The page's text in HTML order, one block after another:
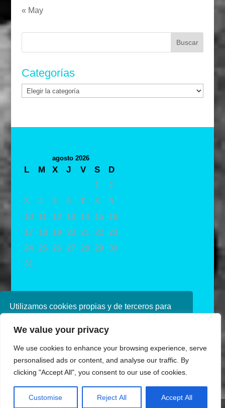
Utilizamos cookies propias y de terceros para
navegando, consideramos que acepta su uso.
política de cookies consulte nuestra
Política de
privacidad
We value your privacy
We use cookies to enhance your browsing experience, serve
personalised ads or content, and analyse our traffic. By
clicking "Accept All", you consent to our use of cookies.
Customise Reject All Accept All
« May
Buscar:
Categorías
Categorías
agosto 2026
L M X J V S
D
1
2
3
4 5 6 7 8
9
10
11 12 13 14 15
16
17
18 19 20 21 22
23
24
25 26 27 28 29 30
31
Diseñado por Ana de Miguel